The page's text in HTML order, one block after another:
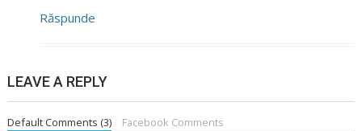
Răspunde
LEAVE A REPLY
Default Comments (3) Facebook Comments